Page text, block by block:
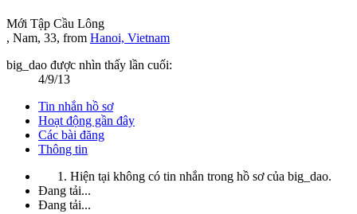
Mới Tập Cầu Lông
, Nam, 33, from Hanoi, Vietnam
big_dao được nhìn thấy lần cuối:
4/9/13
Tin nhắn hồ sơ
Hoạt động gần đây
Các bài đăng
Thông tin
Hiện tại không có tin nhắn trong hồ sơ của big_dao.
Đang tải...
Đang tải...